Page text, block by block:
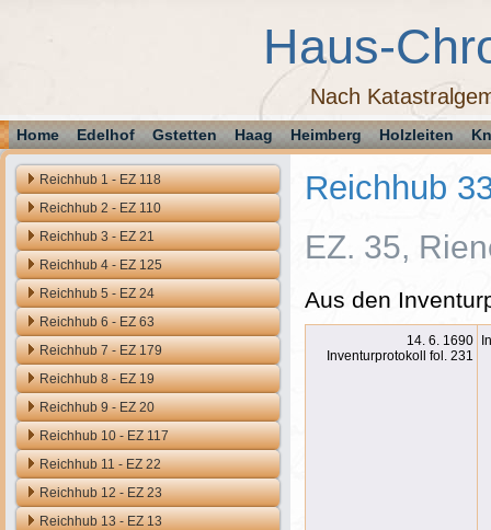
Haus-
Nach
Home Edelhof Gstetten Haag Heimberg Holzleiten
Reichhub 1 - EZ 118
Reichhub 2 - EZ 110
Reichhub 3 - EZ 21
Reichhub 4 - EZ 125
Reichhub 5 - EZ 24
Reichhub 6 - EZ 63
Reichhub 7 - EZ 179
Reichhub 8 - EZ 19
Reichhub 9 - EZ 20
Reichhub 10 - EZ 117
Reichhub 11 - EZ 22
Reichhub 12 - EZ 23
Reichhub 13 - EZ 13
Reichhub
EZ. 35,
Aus den
14. 6. 1690
Inventurprotokoll fol. 231